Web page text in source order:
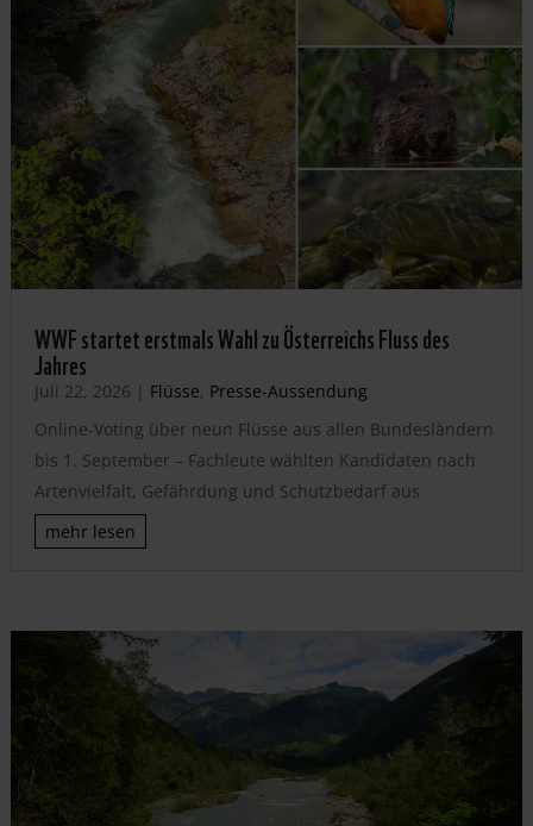
WWF startet erstmals Wahl zu Österreichs Fluss des
Jahres
Juli 22, 2026 | Flüsse, Presse-Aussendung
Online-Voting über neun Flüsse aus allen Bundesländern
bis 1. September – Fachleute wählten Kandidaten nach
Artenvielfalt, Gefährdung und Schutzbedarf aus
mehr lesen